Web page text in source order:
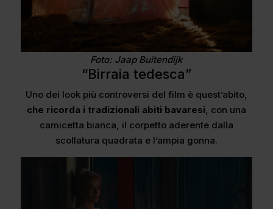
Foto: Jaap Buitendijk
“Birraia tedesca”
Uno dei look più controversi del film è quest’abito,
che ricorda i tradizionali abiti bavaresi, con una
camicetta bianca, il corpetto aderente dalla
scollatura quadrata e l’ampia gonna.